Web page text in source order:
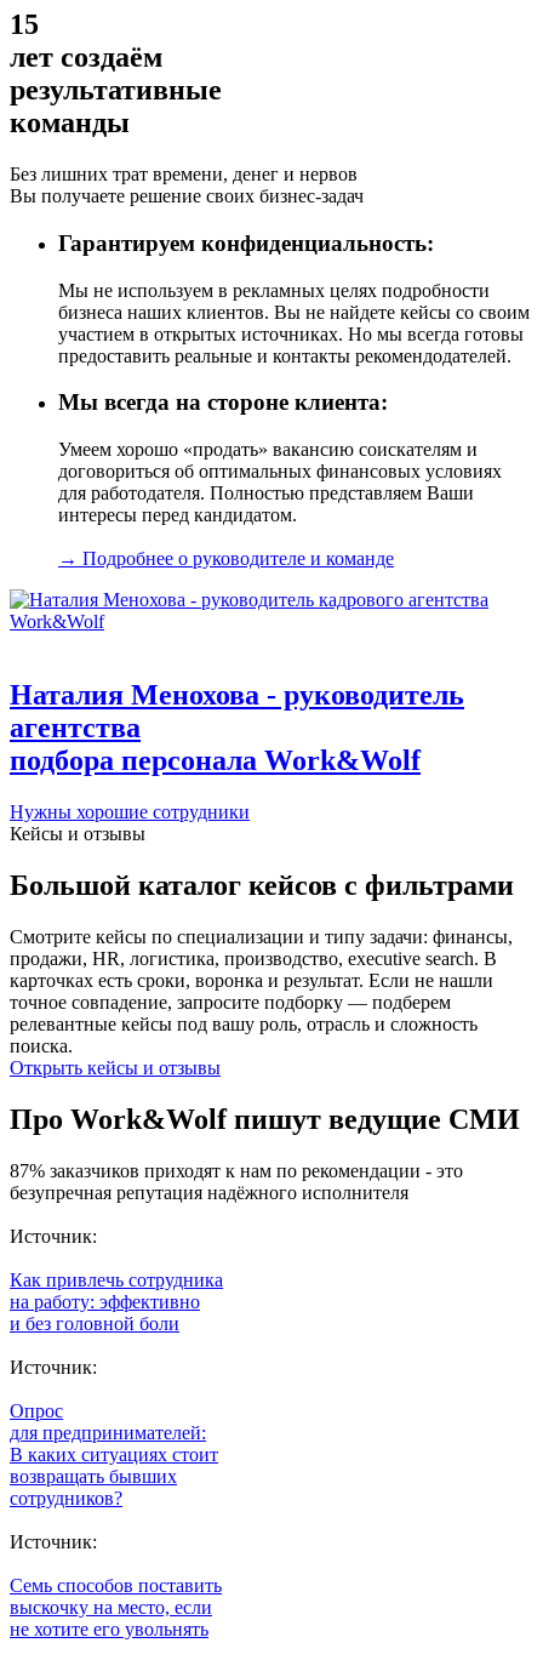
15
лет создаём
результативные
команды
Без лишних трат времени, денег и нервов
Вы получаете решение своих бизнес-задач
Гарантируем конфиденциальность:
Мы не используем в рекламных целях подробности
бизнеса наших клиентов. Вы не найдете кейсы со своим
участием в открытых источниках. Но мы всегда готовы
предоставить реальные и контакты рекомендодателей.
Мы всегда на стороне клиента:
Умеем хорошо «продать» вакансию соискателям и
договориться об оптимальных финансовых условиях
для работодателя. Полностью представляем Ваши
интересы перед кандидатом.
→ Подробнее о руководителе и команде
Наталия Менохова - руководитель
агентства
подбора персонала Work&Wolf
Нужны хорошие сотрудники
Кейсы и отзывы
Большой каталог кейсов с фильтрами
Смотрите кейсы по специализации и типу задачи: финансы,
продажи, HR, логистика, производство, executive search. В
карточках есть сроки, воронка и результат. Если не нашли
точное совпадение, запросите подборку — подберем
релевантные кейсы под вашу роль, отрасль и сложность
поиска.
Открыть кейсы и отзывы
Про Work&Wolfпишут ведущие СМИ
87% заказчиков приходят к нам по рекомендации - это
безупречная репутация надёжного исполнителя
Источник:
Как привлечь сотрудника
на работу: эффективно
и без головной боли
Источник:
Опрос
для предпринимателей:
В каких ситуациях стоит
возвращать бывших
сотрудников?
Источник:
Семь способов поставить
выскочку на место, если
не хотите его увольнять